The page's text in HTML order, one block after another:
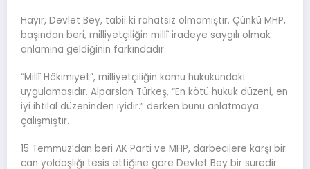
Hayır, Devlet Bey, tabii ki rahatsız olmamıştır. Çünkü MHP,
başından beri, milliyetçiliğin millî iradeye saygılı olmak
anlamına geldiğinin farkındadır.
“Millî Hâkimiyet”, milliyetçiliğin kamu hukukundaki
uygulamasıdır. Alparslan Türkeş, “En kötü hukuk düzeni, en
iyi ihtilal düzeninden iyidir.” derken bunu anlatmaya
çalışmıştır.
15 Temmuz’dan beri AK Parti ve MHP, darbecilere karşı bir
can yoldaşlığı tesis ettiğine göre Devlet Bey bir süredir